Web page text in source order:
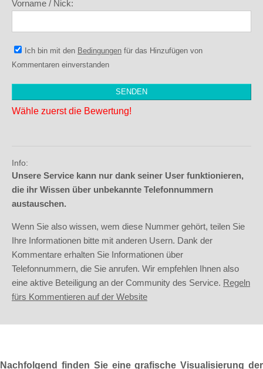
Vorname / Nick:
Ich bin mit den Bedingungen für das Hinzufügen von
Kommentaren einverstanden
Wähle zuerst die Bewertung!
Info:
Unsere Service kann nur dank seiner User funktionieren,
die ihr Wissen über unbekannte Telefonnummern
austauschen.
Wenn Sie also wissen, wem diese Nummer gehört, teilen Sie
Ihre Informationen bitte mit anderen Usern. Dank der
Kommentare erhalten Sie Informationen über
Telefonnummern, die Sie anrufen. Wir empfehlen Ihnen also
eine aktive Beteiligung an der Community des Service. Regeln
fürs Kommentieren auf der Website
Nachfolgend finden Sie eine grafische Visualisierung der